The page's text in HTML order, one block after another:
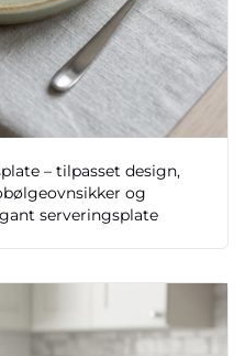
– tilpasset design,
og
serveringsplate